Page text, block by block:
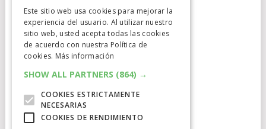
Cumplimiento Normativo
Aviso Legal
Política de Privacidad
Política de Cookies
Clausula de afiliación
Este sitio web usa cookies para mejorar la
experiencia del usuario. Al utilizar nuestro
sitio web, usted acepta todas las cookies
de acuerdo con nuestra Política de
cookies. Más información
SHOW ALL PARTNERS (864) →
COOKIES ESTRICTAMENTE
NECESARIAS
COOKIES DE RENDIMIENTO